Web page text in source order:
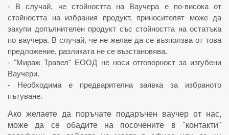
- В случай, че стойността на Ваучера е по-висока от
стойността на избрания продукт, приносителят може да
закупи допълнителен продукт със стойността на остатъка
по ваучера. В случай, че не желае да се възползва от това
предложение, разликата не се възстановява.
- "Мираж Травел" ЕООД не носи отговорност за изгубени
Ваучери.
- Необходима е предварителна заявка за избраното
пътуване.
Ако желаете да поръчате подаръчен ваучер от нас,
може да се обадите на посочените в "контакти"